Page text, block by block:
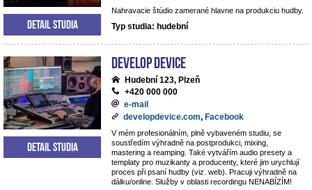
Nahravacie štúdio zamerané hlavne na produkciu hudby.
Typ studia: hudební
Detail studia
Develop Device
Hudební 123, Plzeň
+420 000 000
e-mail
developdevice.com, Facebook
V mém profesionálním, plně vybaveném studiu, se
soustředím výhradně na postprodukci, mixing,
mastering a reamping. Také vytvářím audio presety a
templaty pro muzikanty a producenty, které jim urychlují
proces při psaní hudby (viz. web). Pracuji výhradně na
dálku/online. Služby v oblasti recordingu NENABÍZÍM!
Detail studia